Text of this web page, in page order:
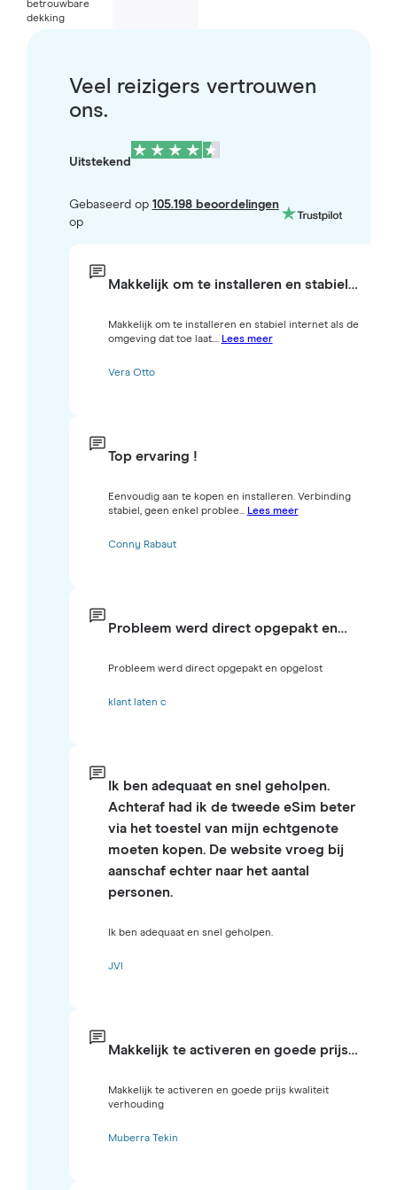
betrouwbare
dekking
Veel reizigers vertrouwen
ons.
Uitstekend
Gebaseerd op 105.198 beoordelingen
op
Makkelijk om te installeren en stabiel…
Makkelijk om te installeren en stabiel internet als de
omgeving dat toe laat.... Lees meer
Vera Otto
Top ervaring !
Eenvoudig aan te kopen en installeren. Verbinding
stabiel, geen enkel problee... Lees meer
Conny Rabaut
Probleem werd direct opgepakt en…
Probleem werd direct opgepakt en opgelost
klant laten c
Ik ben adequaat en snel geholpen.
Achteraf had ik de tweede eSim beter
via het toestel van mijn echtgenote
moeten kopen. De website vroeg bij
aanschaf echter naar het aantal
personen.
Ik ben adequaat en snel geholpen.
J.Vl
Makkelijk te activeren en goede prijs…
Makkelijk te activeren en goede prijs kwaliteit
verhouding
Muberra Tekin